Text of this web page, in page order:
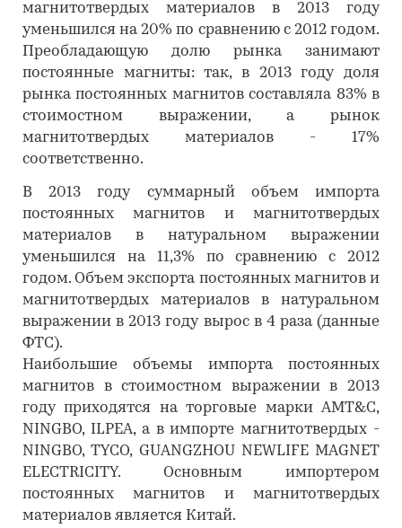
магнитотвердых материалов в 2013 году
уменьшился на 20% по сравнению с 2012 годом.
Преобладающую долю рынка занимают
постоянные магниты: так, в 2013 году доля
рынка постоянных магнитов составляла 83% в
стоимостном выражении, а рынок
магнитотвердых материалов - 17%
соответственно.
В 2013 году суммарный объем импорта
постоянных магнитов и магнитотвердых
материалов в натуральном выражении
уменьшился на 11,3% по сравнению с 2012
годом. Объем экспорта постоянных магнитов и
магнитотвердых материалов в натуральном
выражении в 2013 году вырос в 4 раза (данные
ФТС).
Наибольшие объемы импорта постоянных
магнитов в стоимостном выражении в 2013
году приходятся на торговые марки AMT&C,
NINGBO, ILPEA, а в импорте магнитотвердых -
NINGBO, TYCO, GUANGZHOU NEWLIFE MAGNET
ELECTRICITY. Основным импортером
постоянных магнитов и магнитотвердых
материалов является Китай.